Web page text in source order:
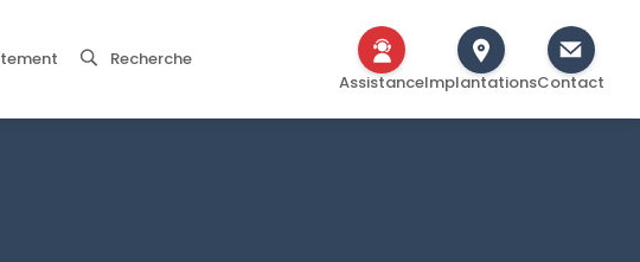
Recherche
AssistanceImplantationsContact